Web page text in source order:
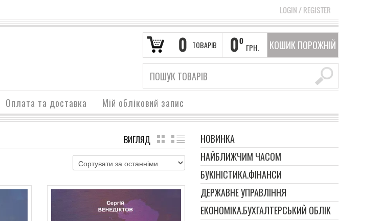
LOGIN/REGISTER
0 ТОВАРІВ 00
ГРН. КОШИК ПОРОЖНІЙ
Оплата та доставка Мій обліковий запис
ВИГЛЯД GRID
НОВИНКА
НАЙБЛИЖЧИМ ЧАСОМ
БУКІНІСТИКА.ФІНАНСИ
ДЕРЖАВНЕ УПРАВЛІННЯ
ЕКОНОМІКА.БУХГАЛТЕРСЬКИЙ ОБЛІК